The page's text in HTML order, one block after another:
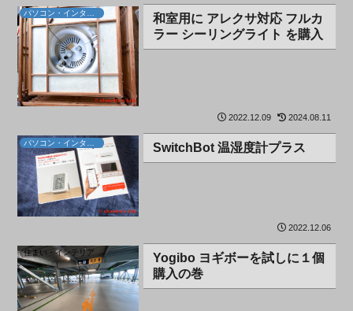
和室用に アレクサ対応 フルカ
ラー シーリングライト を購入
2022.12.09 2024.08.11
SwitchBot 温湿度計プラス
2022.12.06
住まい・インテリア
Yogibo ヨギボーを試しに１個
購入の巻